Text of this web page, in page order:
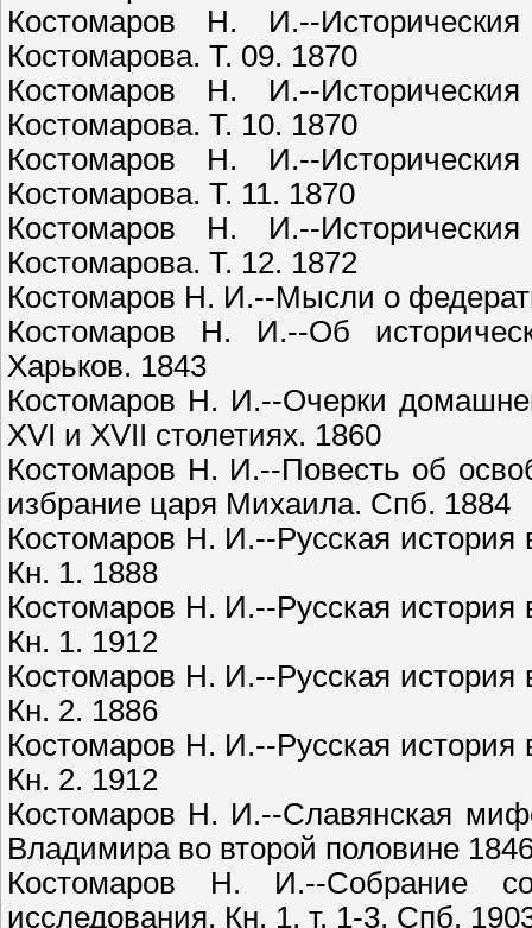
Костомаров Н. И.--
Костомарова. Т. 09. 1870
Костомаров Н. И.--
Костомарова. Т. 10. 1870
Костомаров Н. И.--
Костомарова. Т. 11. 1870
Костомаров Н. И.--
Костомарова. Т. 12. 1872
Костомаров Н. И.--Мысли о
Костомаров Н. И.--Об
Харьков. 1843
Костомаров Н. И.--Очерки
XVI и XVII столетиях. 1860
Костомаров Н. И.--Повесть об
избрание царя Михаила. Спб. 1884
Костомаров Н. И.--Русская история
Кн. 1. 1888
Костомаров Н. И.--Русская история
Кн. 1. 1912
Костомаров Н. И.--Русская история
Кн. 2. 1886
Костомаров Н. И.--Русская история
Кн. 2. 1912
Костомаров Н. И.--Славянская
Владимира во второй половине
Костомаров Н. И.--Собрание
исследования. Кн. 1, т. 1-3. Спб.